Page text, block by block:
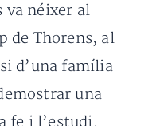
va néixer al
de Thorens, al
d’una família
una
fe i l’estudi.